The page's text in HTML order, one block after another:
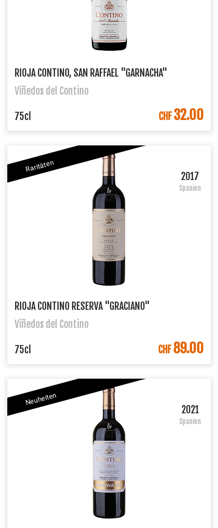
RIOJA CONTINO, SAN RAFFAEL "GARNACHA"
Viñedos del Contino
IN DEN WARENKORB
75cl CHF32.00
Raritäten
2017
Spanien
RIOJA CONTINO RESERVA "GRACIANO"
Viñedos del Contino
IN DEN WARENKORB
75cl CHF89.00
Neuheiten
2021
Spanien